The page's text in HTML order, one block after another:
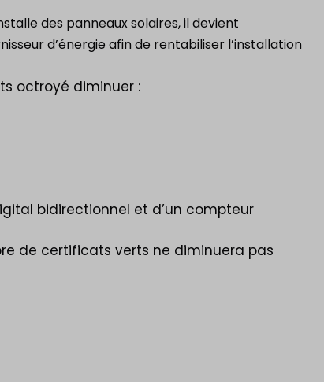
des panneaux solaires, il devient
d’énergie afin de rentabiliser l’installation
octroyé diminuer :
bidirectionnel et d’un compteur
de certificats verts ne diminuera pas